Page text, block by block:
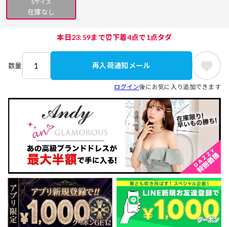
Sサイズ
在庫なし
本日23:59まで⏰下着4点で1点タダ
数量 再入荷通知メール
ログイン後にお気に入り追加できます